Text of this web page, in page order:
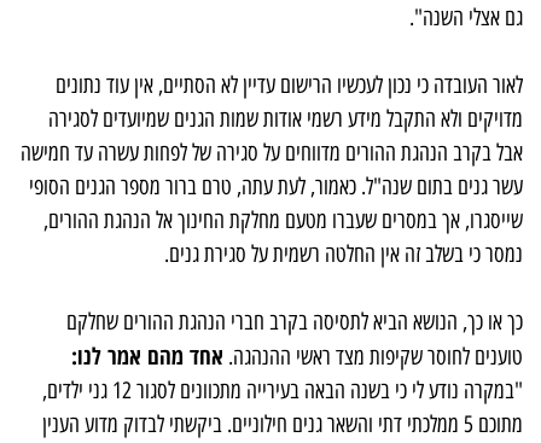
גם אצלי השנה".
לאור העובדה כי נכון לעכשיו הרישום עדיין לא הסתיים, אין עוד נתונים
מדויקים ולא התקבל מידע רשמי אודות שמות הגנים שמיועדים לסגירה
אבל בקרב הנהגת ההורים מדווחים על סגירה של לפחות עשרה עד חמישה
עשר גנים בתום שנה"ל. כאמור, לעת עתה, טרם ברור מספר הגנים הסופי
שייסגרו, אך במסרים שעברו מטעם מחלקת החינוך אל הנהגת ההורים,
נמסר כי בשלב זה אין החלטה רשמית על סגירת גנים.
כך או כך, הנושא הביא לתסיסה בקרב חברי הנהגת ההורים שחלקם
טוענים לחוסר שקיפות מצד ראשי ההנהגה. אחד מהם אמר לנו:
"במקרה נודע לי כי בשנה הבאה בעירייה מתכוונים לסגור 12 גני ילדים,
מתוכם 5 ממלכתי דתי והשאר גנים חילוניים. ביקשתי לבדוק מדוע הענין